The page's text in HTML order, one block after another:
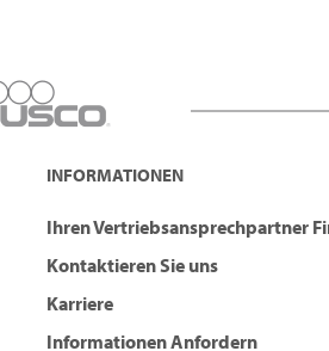
INFORMATIONEN
Ihren Vertriebsansprechpartner
Kontaktieren Sie uns
Karriere
Informationen Anfordern